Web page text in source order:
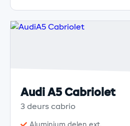
Audi A5 Cabriolet
3 deurs cabrio